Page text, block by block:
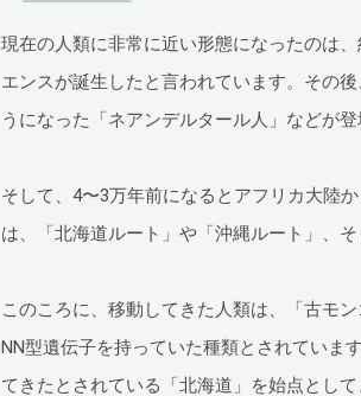
現在の人類に非常に近い形態になったのは
エンスが誕生したと言われています。その
うになった「ネアンデルタール人」などが
そして、4〜3万年前になるとアフリカ大陸
は、「北海道ルート」や「沖縄ルート」、
このころに、移動してきた人類は、「古モ
NN型遺伝子を持っていた種類とされていま
てきたとされている「北海道」を始点とし